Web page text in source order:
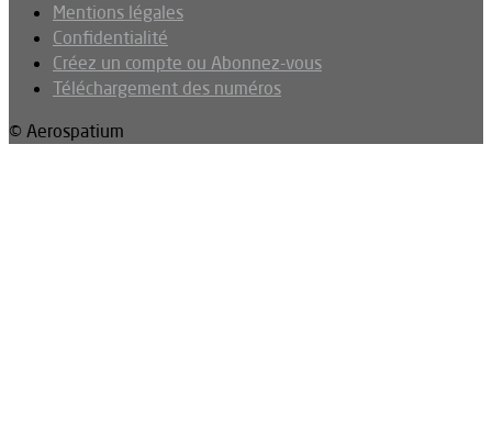
Mentions légales
Confidentialité
Créez un compte ou Abonnez-vous
Téléchargement des numéros
© Aerospatium